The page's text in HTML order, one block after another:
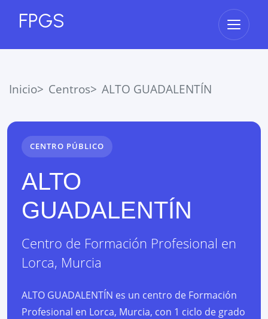
FPGS Abrir
Inicio Centros ALTO GUADALENTÍN
CENTRO PÚBLICO
ALTO
GUADALENTÍN
Centro de Formación Profesional en
Lorca, Murcia
ALTO GUADALENTÍN es un centro de Formación
Profesional en Lorca, Murcia, con 1 ciclo de grado